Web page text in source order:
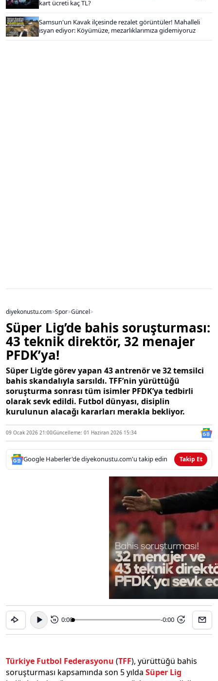
kart ücreti kaç TL?
Samsun'un Kavak ilçesinde rezalet görüntüler! Mahalleli
isyan ediyor: Köyümüze, mezarlıklarımıza gidemiyoruz
diyekonustu.com>Spor>Güncel>
Süper Lig’de bahis soruşturması:
43 teknik direktör, 32 menajer
PFDK’ya!
Süper Lig’de görev yapan 43 antrenör ve 32 temsilci
bahis skandalıyla sarsıldı. TFF’nin yürüttüğü
soruşturma sonrası tüm isimler PFDK’ya tedbirli
olarak sevk edildi. Futbol dünyası, disiplin
kurulunun alacağı kararları merakla bekliyor.
09 Ocak 2026 21:00Güncelleme: 01 Haziran 2026 15:34
Google Haberler'de diyekonustu.com'u takip edin Takip Et
15 0:00 -0:00 15
Türkiye Futbol Federasyonu (TFF), yürüttüğü bahis
soruşturması kapsamında son 5 yılda Süper Lig